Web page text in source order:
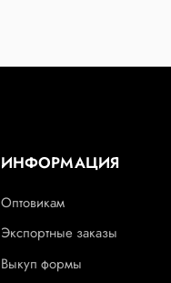
ИНФОРМАЦИЯ
Оптовикам
Экспортные заказы
Выкуп формы